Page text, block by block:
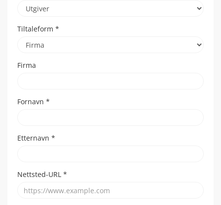
Tiltaleform *
Firma
Fornavn *
Etternavn *
Nettsted-URL *